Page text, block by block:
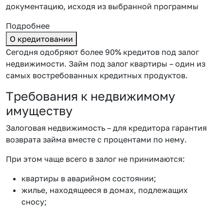
документацию, исходя из выбранной программы
Подробнее
О кредитовании
Сегодня одобряют более 90% кредитов под залог
недвижимости. Займ под залог квартиры – один из
самых востребованных кредитных продуктов.
Требования к недвижимому
имуществу
Залоговая недвижимость – для кредитора гарантия
возврата займа вместе с процентами по нему.
При этом чаще всего в залог не принимаются:
квартиры в аварийном состоянии;
жилье, находящееся в домах, подлежащих
сносу;